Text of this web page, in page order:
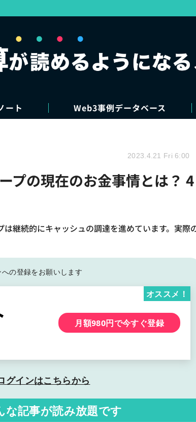
ート Web3事例データベース
プの現在のお金事情とは？ 4
継続的にキャッシュの調達を進めています。実際
2023.4.21 Fri 6:00
への登録をお願いします
オススメ！
月額980円で今すぐ登録
グインはこちらから
な記事が読み放題です